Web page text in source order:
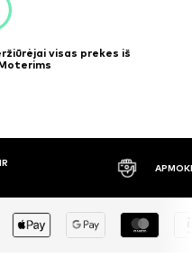
visas prekes iš
30 DIENŲ